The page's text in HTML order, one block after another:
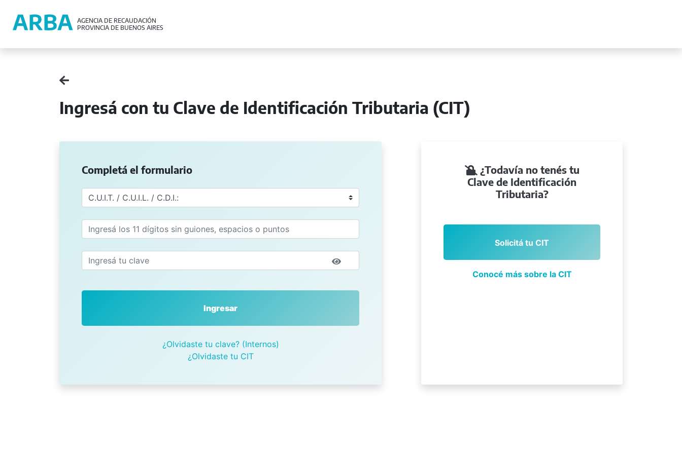
AGENCIA DE RECAUDACIÓN
PROVINCIA DE BUENOS AIRES
Ingresá con tu Clave de Identificación Tributaria (CIT)
Completá el formulario
Ingresar
¿Olvidaste tu clave? (Internos)
¿Olvidaste tu CIT
¿Todavía no tenés tu
Clave de Identificación
Tributaria?
Solicitá tu CIT
Conocé más sobre la CIT